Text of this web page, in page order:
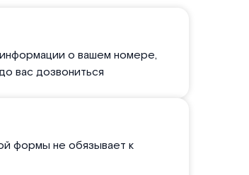
о вашем номере,
вас дозвониться
формы не обязывает к